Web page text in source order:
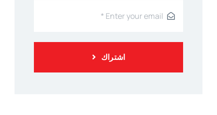
اشتراك